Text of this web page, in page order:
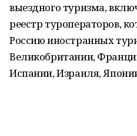
выездного туризма,
реестр туроператоров,
Россию иностранных
Великобритании,
Испании, Израиля,